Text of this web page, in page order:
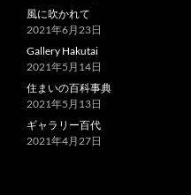
風に吹かれて
2021年6月23日
Gallery Hakutai
2021年5月14日
住まいの百科事典
2021年5月13日
ギャラリー百代
2021年4月27日